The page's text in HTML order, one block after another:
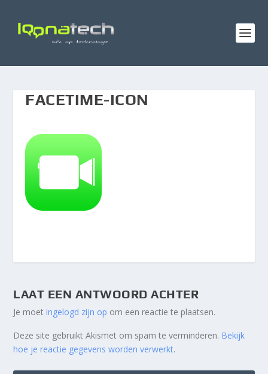
FACETIME-ICON
LAAT EEN ANTWOORD ACHTER
Je moetingelogd zijn op om een reactie te plaatsen.
Deze site gebruikt Akismet om spam te verminderen. Bekijk
hoe je reactie gegevens worden verwerkt.